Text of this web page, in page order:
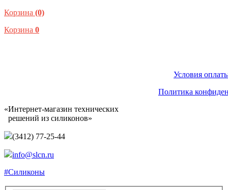
Корзина (0)
Корзина 0
Условия
Политика
«Интернет-магазин технических
решений из силиконов»
(3412) 77-25-44
info@slcn.ru
#Силиконы